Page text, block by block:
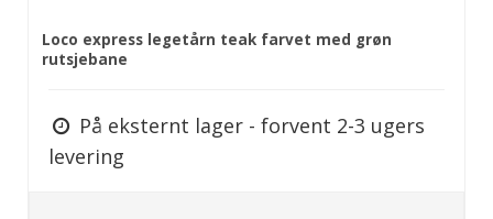
Loco express legetårn teak farvet med grøn
rutsjebane
På eksternt lager - forvent 2-3 ugers
levering